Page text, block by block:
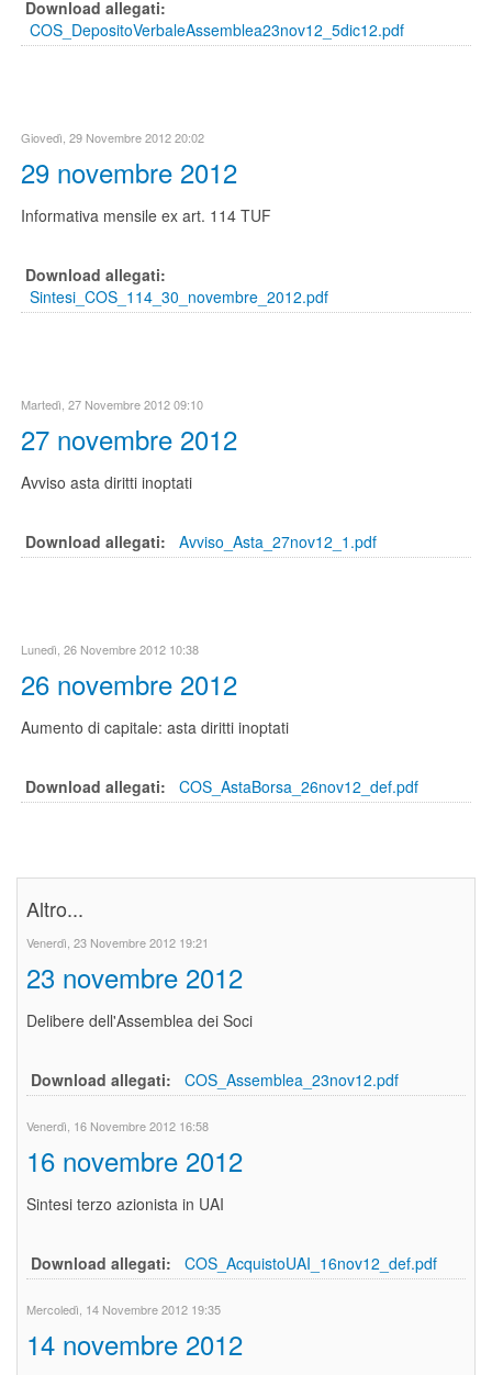
Download allegati:
COS_DepositoVerbaleAssemblea23nov12_5dic12.pdf
Giovedì, 29 Novembre 2012 20:02
29 novembre 2012
Informativa mensile ex art. 114 TUF
Download allegati:
Sintesi_COS_114_30_novembre_2012.pdf
Martedì, 27 Novembre 2012 09:10
27 novembre 2012
Avviso asta diritti inoptati
Download allegati: Avviso_Asta_27nov12_1.pdf
Lunedì, 26 Novembre 2012 10:38
26 novembre 2012
Aumento di capitale: asta diritti inoptati
Download allegati: COS_AstaBorsa_26nov12_def.pdf
Altro...
Venerdì, 23 Novembre 2012 19:21
23 novembre 2012
Delibere dell'Assemblea dei Soci
Download allegati: COS_Assemblea_23nov12.pdf
Venerdì, 16 Novembre 2012 16:58
16 novembre 2012
Sintesi terzo azionista in UAI
Download allegati: COS_AcquistoUAI_16nov12_def.pdf
Mercoledì, 14 Novembre 2012 19:35
14 novembre 2012